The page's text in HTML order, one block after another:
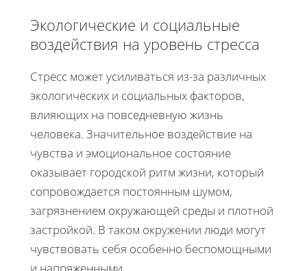
Экологические и социальные
воздействия на уровень стресса
Стресс может усиливаться из-за различных
экологических и социальных факторов,
влияющих на повседневную жизнь
человека. Значительное воздействие на
чувства и эмоциональное состояние
оказывает городской ритм жизни, который
сопровождается постоянным шумом,
загрязнением окружающей среды и плотной
застройкой. В таком окружении люди могут
чувствовать себя особенно беспомощными
и напряженными.